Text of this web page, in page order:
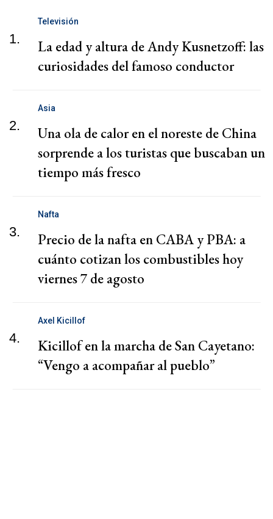
1.
Televisión
La edad y altura de Andy Kusnetzoff: las
curiosidades del famoso conductor
2.
Asia
Una ola de calor en el noreste de China
sorprende a los turistas que buscaban un
tiempo más fresco
3.
Nafta
Precio de la nafta en CABA y PBA: a
cuánto cotizan los combustibles hoy
viernes 7 de agosto
4.
Axel Kicillof
Kicillof en la marcha de San Cayetano:
“Vengo a acompañar al pueblo”